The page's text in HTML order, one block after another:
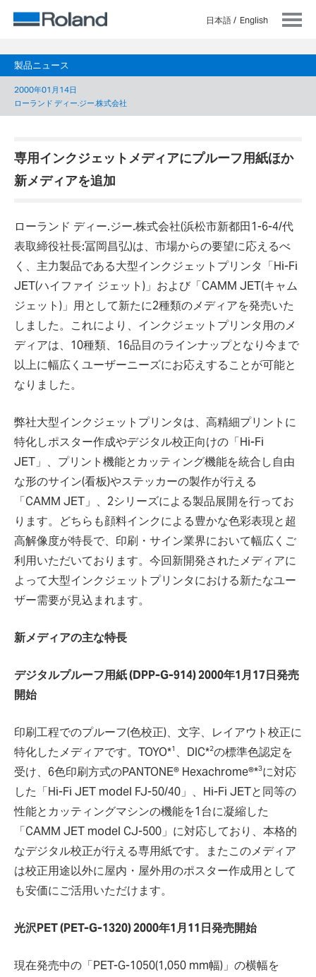
日本語 English
製品ニュース
2000年01月14日
ローランド ディー.ジー.株式会社
専用インクジェットメディアにプルーフ用紙ほか
新メディアを追加
ローランド ディー.ジー.株式会社(浜松市新都田1-6-4/代
表取締役社長:冨岡昌弘)は、市場からの要望に応えるべ
く、主力製品である大型インクジェットプリンタ「Hi-Fi
JET(ハイファイ ジェット)」および「CAMM JET(キャム
ジェット)」用として新たに2種類のメディアを発売いた
しました。これにより、インクジェットプリンタ用のメ
ディアは、10種類、16品目のラインナップとなり今まで
以上に幅広くユーザーニーズにお応えすることが可能と
なりました。
弊社大型インクジェットプリンタは、高精細プリントに
特化しポスター作成やデジタル校正向けの「Hi-Fi
JET」、プリント機能とカッティング機能を統合し自由
な形のサイン(看板)やステッカーの製作が行える
「CAMM JET」、2シリーズによる製品展開を行ってお
ります。どちらも顔料インクによる豊かな色彩表現と超
高解像度が特長で、印刷・サイン業界において幅広くご
利用いただいております。今回新開発されたメディアに
よって大型インクジェットプリンタにおける新たなユー
ザー需要が見込まれます。
新メディアの主な特長
デジタルプルーフ用紙 (DPP-G-914) 2000年1月17日発売
開始
印刷工程でのプルーフ(色校正)、文字、レイアウト校正に
特化したメディアです。TOYO*1 、DIC*2の標準色認定を
受け、6色印刷方式のPANTONE® Hexachrome®*3に対応
した「Hi-Fi JET model FJ-50/40」、Hi-Fi JETと同等の
性能とカッティングマシンの機能を1台に凝縮した
「CAMM JET model CJ-500」に対応しており、本格的
なデジタル校正が行える専用紙です。またこのメディア
は校正用途以外に屋内・屋外用のポスター作成用として
も安価にご活用いただけます。
光沢PET (PET-G-1320) 2000年1月11日発売開始
現在発売中の「PET-G-1050(1,050 mm幅)」の横幅を